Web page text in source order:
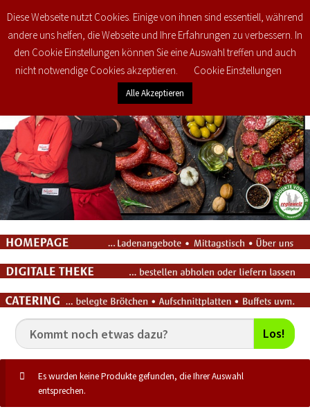
€0,00 0
Los!
Es wurden keine Produkte gefunden, die Ihrer Auswahl
entsprechen.
Diese Webseite nutzt Cookies. Einige von ihnen sind essentiell, während
andere uns helfen, die Webseite und Ihre Erfahrungen zu verbessern. In
den Cookie Einstellungen können Sie eine Auswahl treffen und auch
nicht notwendige Cookies akzeptieren.
Cookie Einstellungen
Alle Akzeptieren